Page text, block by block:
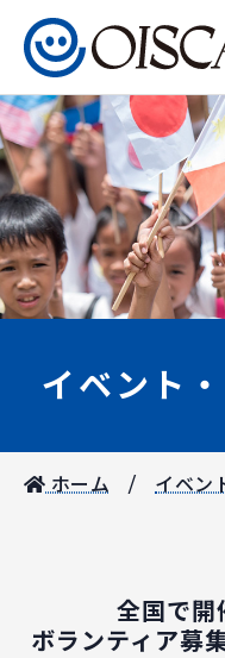
イベント
ホーム イベン
全国で開
ボランティア募